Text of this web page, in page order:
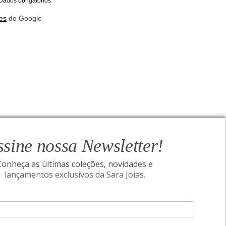
nossa Newsletter!
as últimas coleções, novidades e
lançamentos exclusivos da Sara Joias.
do Google
Assine nossa Newsletter!
Conheça as últimas coleções, novidades e
SIGA-NOS